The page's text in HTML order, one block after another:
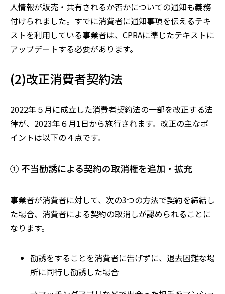
人情報が販売・共有されるか否かについての通知も義務
付けられました。すでに消費者に通知事項を伝えるテキ
ストを利用している事業者は、CPRAに準じたテキストに
アップデートする必要があります。
(2)改正消費者契約法
2022年５月に成立した消費者契約法の一部を改正する法
律が、2023年６月1日から施行されます。改正の主なポ
イントは以下の４点です。
① 不当勧誘による契約の取消権を追加・拡充
事業者が消費者に対して、次の3つの方法で契約を締結し
た場合、 消費者による契約の取消しが認められることに
なります。
勧誘をすることを消費者に告げずに、退去困難な場
所に同行し勧誘した場合